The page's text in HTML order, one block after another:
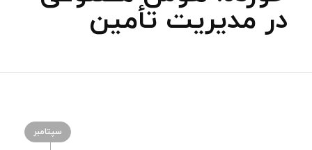
در مدیریت تأمین
سپتامبر